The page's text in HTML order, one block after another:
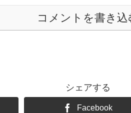
コメントを書き込
シェアする
Facebook